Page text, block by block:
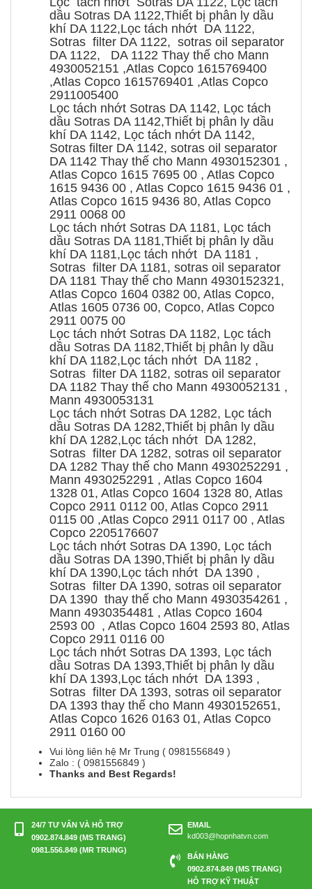
dầu Sotras DA 1122,Thiết bị phân ly dầu
khí DA 1122,Lọc tách nhớt DA 1122,
Sotras filter DA 1122, sotras oil separator
DA 1122, DA 1122 Thay thế cho Mann
4930052151 ,Atlas Copco 1615769400
,Atlas Copco 1615769401 ,Atlas Copco
2911005400
Lọc tách nhớt Sotras DA 1142, Lọc tách
dầu Sotras DA 1142,Thiết bị phân ly dầu
khí DA 1142, Lọc tách nhớt DA 1142,
Sotras filter DA 1142, sotras oil separator
DA 1142 Thay thế cho Mann 4930152301 ,
Atlas Copco 1615 7695 00 , Atlas Copco
1615 9436 00 , Atlas Copco 1615 9436 01 ,
Atlas Copco 1615 9436 80, Atlas Copco
2911 0068 00
Lọc tách nhớt Sotras DA 1181, Lọc tách
dầu Sotras DA 1181,Thiết bị phân ly dầu
khí DA 1181,Lọc tách nhớt DA 1181 ,
Sotras filter DA 1181, sotras oil separator
DA 1181 Thay thế cho Mann 4930152321,
Atlas Copco 1604 0382 00, Atlas Copco,
Atlas 1605 0736 00, Copco, Atlas Copco
2911 0075 00
Lọc tách nhớt Sotras DA 1182, Lọc tách
dầu Sotras DA 1182,Thiết bị phân ly dầu
khí DA 1182,Lọc tách nhớt DA 1182 ,
Sotras filter DA 1182, sotras oil separator
DA 1182 Thay thế cho Mann 4930052131 ,
Mann 4930053131
Lọc tách nhớt Sotras DA 1282, Lọc tách
dầu Sotras DA 1282,Thiết bị phân ly dầu
khí DA 1282,Lọc tách nhớt DA 1282,
Sotras filter DA 1282, sotras oil separator
DA 1282 Thay thế cho Mann 4930252291 ,
Mann 4930252291 , Atlas Copco 1604
1328 01, Atlas Copco 1604 1328 80, Atlas
Copco 2911 0112 00, Atlas Copco 2911
0115 00 ,Atlas Copco 2911 0117 00 , Atlas
Copco 2205176607
Lọc tách nhớt Sotras DA 1390, Lọc tách
dầu Sotras DA 1390,Thiết bị phân ly dầu
khí DA 1390,Lọc tách nhớt DA 1390 ,
Sotras filter DA 1390, sotras oil separator
DA 1390 thay thế cho Mann 4930354261 ,
Mann 4930354481 , Atlas Copco 1604
2593 00 , Atlas Copco 1604 2593 80, Atlas
Copco 2911 0116 00
Lọc tách nhớt Sotras DA 1393, Lọc tách
dầu Sotras DA 1393,Thiết bị phân ly dầu
khí DA 1393,Lọc tách nhớt DA 1393 ,
Sotras filter DA 1393, sotras oil separator
DA 1393 thay thế cho Mann 4930152651,
Atlas Copco 1626 0163 01, Atlas Copco
2911 0160 00
Vui lòng liên hệ Mr Trung ( 0981556849 )
Zalo : ( 0981556849 )
Thanks and Best Regards!
24/7 TƯ VẤN VÀ HỖ TRỢ
0902.874.849 (MS TRANG)
0981.556.849 (MR TRUNG)
EMAIL
kd003@hopnhatvn.com
BÁN HÀNG
0902.874.849 (MS TRANG)
HỖ TRỢ KỸ THUẬT